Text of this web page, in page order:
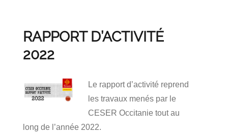
RAPPORT D’ACTIVITÉ
2022
Le rapport d’activité reprend
les travaux menés par le
CESER Occitanie tout au
long de l’année 2022.